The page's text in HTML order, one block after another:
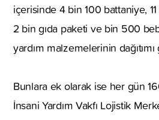
içerisinde 4 bin 100 battaniye,
2 bin gıda paketi ve bin 500
yardım malzemelerinin
Bunlara ek olarak ise her gün
İnsani Yardım Vakfı Lojistik